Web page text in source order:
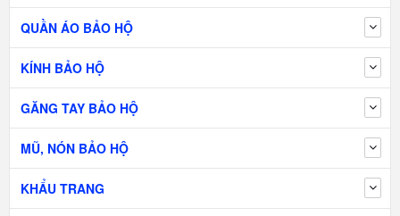
QUẦN ÁO BẢO HỘ
KÍNH BẢO HỘ
GĂNG TAY BẢO HỘ
MŨ, NÓN BẢO HỘ
KHẨU TRANG